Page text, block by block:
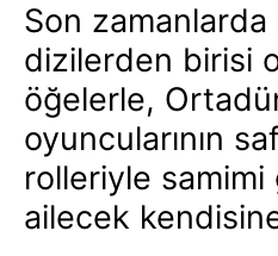
Son
dizilerden birisi
öğelerle,
oyuncularının
rolleriyle
ailecek